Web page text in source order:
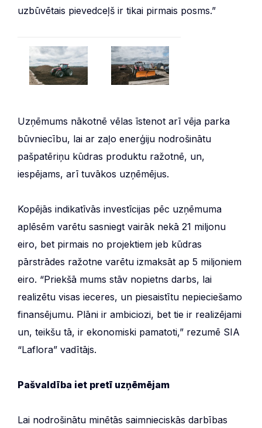
uzbūvētais pievedceļš ir tikai pirmais posms.”
Uzņēmums nākotnē vēlas īstenot arī vēja parka
būvniecību, lai ar zaļo enerģiju nodrošinātu
pašpatēriņu kūdras produktu ražotnē, un,
iespējams, arī tuvākos uzņēmējus.
Kopējās indikatīvās investīcijas pēc uzņēmuma
aplēsēm varētu sasniegt vairāk nekā 21 miljonu
eiro, bet pirmais no projektiem jeb kūdras
pārstrādes ražotne varētu izmaksāt ap 5 miljoniem
eiro. “Priekšā mums stāv nopietns darbs, lai
realizētu visas ieceres, un piesaistītu nepieciešamo
finansējumu. Plāni ir ambiciozi, bet tie ir realizējami
un, teikšu tā, ir ekonomiski pamatoti,” rezumē SIA
“Laflora” vadītājs.
Pašvaldība iet pretī uzņēmējam
Lai nodrošinātu minētās saimnieciskās darbības